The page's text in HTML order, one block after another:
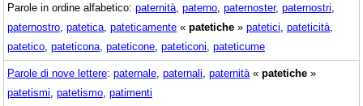
Parole in ordine alfabetico: paternità paterno paternoster, paternostri
paternostro patetica pateticamente « patetiche » patetici pateticità
patetico pateticona pateticone pateticoni pateticume
Parole di nove lettere: paternale paternali paternità « patetiche »
patetismi patetismo patimenti